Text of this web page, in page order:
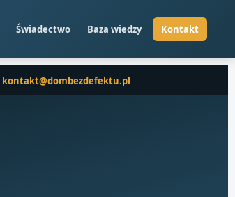
Świadectwo Baza wiedzy
kontakt@dombezdefektu.pl